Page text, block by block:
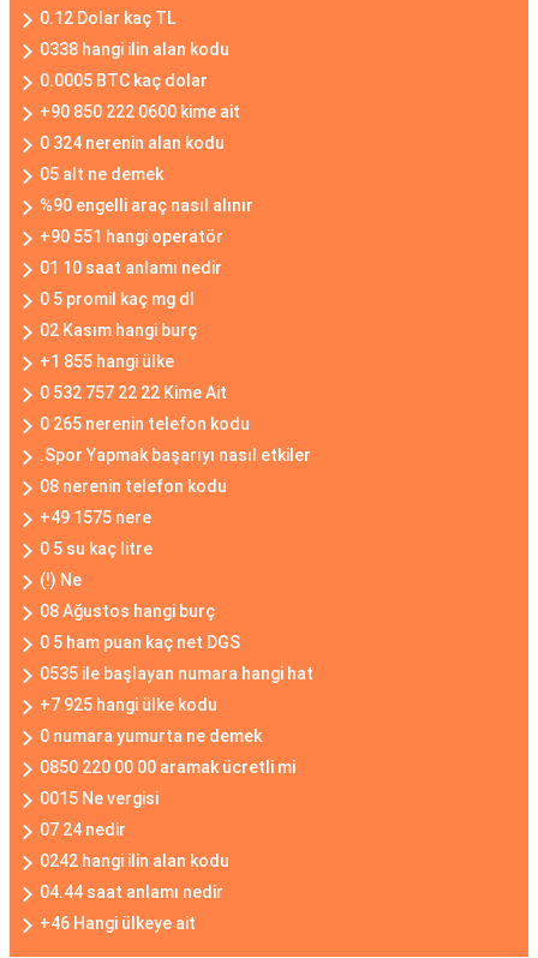
0.12 Dolar kaç TL
0338 hangi ilin alan kodu
0.0005 BTC kaç dolar
+90 850 222 0600 kime ait
0 324 nerenin alan kodu
05 alt ne demek
%90 engelli araç nasıl alınır
+90 551 hangi operatör
01 10 saat anlamı nedir
0 5 promil kaç mg dl
02 Kasım hangi burç
+1 855 hangi ülke
0 532 757 22 22 Kime Ait
0 265 nerenin telefon kodu
.Spor Yapmak başarıyı nasıl etkiler
08 nerenin telefon kodu
+49 1575 nere
0 5 su kaç litre
(!) Ne
08 Ağustos hangi burç
0 5 ham puan kaç net DGS
0535 ile başlayan numara hangi hat
+7 925 hangi ülke kodu
0 numara yumurta ne demek
0850 220 00 00 aramak ücretli mi
0015 Ne vergisi
07 24 nedir
0242 hangi ilin alan kodu
04.44 saat anlamı nedir
+46 Hangi ülkeye ait